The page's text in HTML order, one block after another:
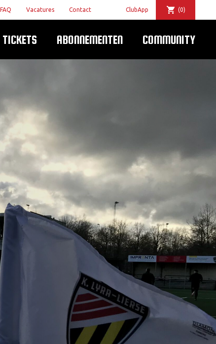
FAQ Vacatures Contact ClubApp (0)
TICKETS ABONNEMENTEN COMMUNITY